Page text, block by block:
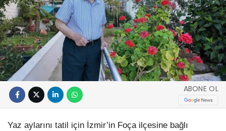
ABONE OL
Yaz aylarını tatil için İzmir’in Foça ilçesine bağlı